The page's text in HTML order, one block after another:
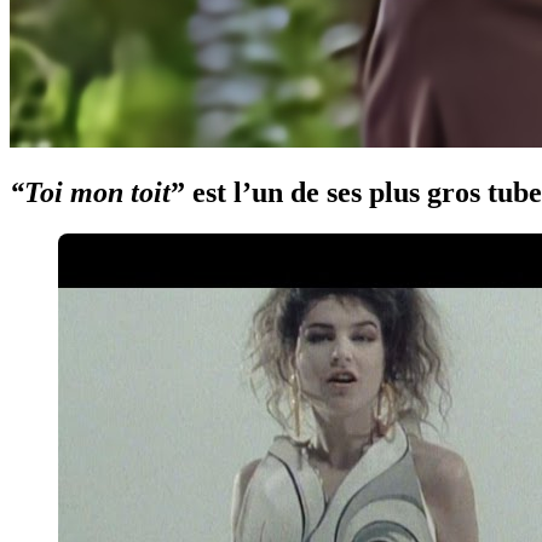
“Toi mon toit” est l’un de ses plus gros